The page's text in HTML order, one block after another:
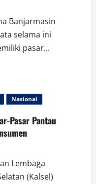
Banjarmasin
selama ini
pasar...
Nasional
Pasar Pantau
Lembaga
(Kalsel)